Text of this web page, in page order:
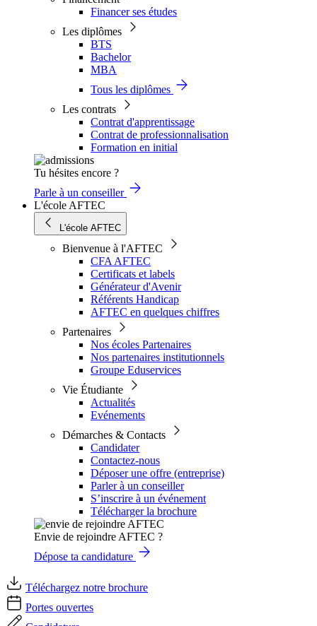
Financer ses études
Les diplômes
BTS
Bachelor
MBA
Tous les diplômes
Les contrats
Contrat d'apprentissage
Contrat de professionnalisation
Formation en initial
Tu hésites encore ?
Parle à un conseiller
L'école AFTEC
L'école AFTEC
Bienvenue à l'AFTEC
CFA AFTEC
Certificats et labels
Générateur d'Avenir
Référents Handicap
AFTEC en quelques chiffres
Partenaires
Nos écoles Partenaires
Nos partenaires institutionnels
Groupe Eduservices
Vie Étudiante
Actualités
Evénements
Démarches & Contacts
Candidater
Contactez-nous
Déposer une offre (entreprise)
Parler à un conseiller
S’inscrire à un événement
Télécharger la brochure
Envie de rejoindre AFTEC ?
Dépose ta candidature
Téléchargez notre brochure
Portes ouvertes